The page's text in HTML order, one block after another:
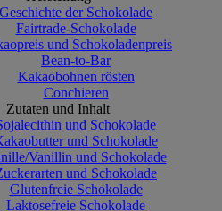
Geschichte der Schokolade
Fairtrade-Schokolade
und Schokoladenpreis
Bean-to-Bar
Kakaobohnen rösten
Conchieren
Zutaten und Inhalt
und Schokolade
und Schokolade
Vanillin und Schokolade
und Schokolade
Glutenfreie Schokolade
Laktosefreie Schokolade